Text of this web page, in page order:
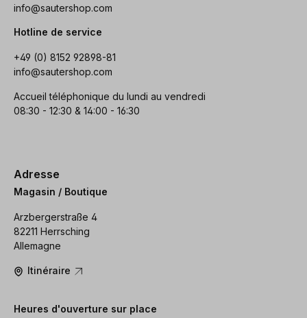
info@sautershop.com
Hotline de service
+49 (0) 8152 92898-81
info@sautershop.com
Accueil téléphonique du lundi au vendredi
08:30 - 12:30 & 14:00 - 16:30
Adresse
Magasin / Boutique
Arzbergerstraße 4
82211 Herrsching
Allemagne
Itinéraire
Heures d'ouverture sur place